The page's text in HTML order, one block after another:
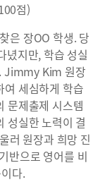
점)
은 장OO 학생. 당
녔지만, 학습 성실
Jimmy Kim 원장
여 세심하게 학습
문제출제 시스템
성실한 노력이 결
러 원장과 희망 진
반으로 영어를 비
다.